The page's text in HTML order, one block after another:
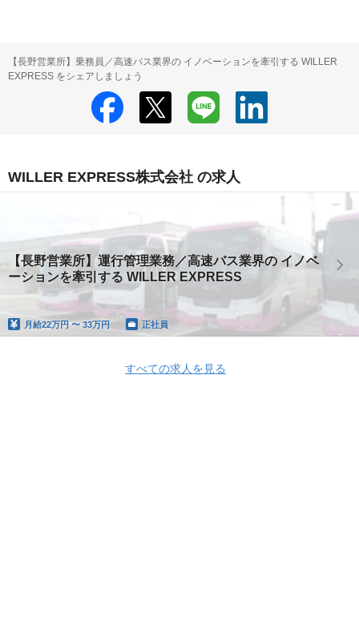
【長野営業所】乗務員／高速バス業界の イノベーションを牽引する WILLER
EXPRESS をシェアしましょう
WILLER EXPRESS株式会社 の求人
【長野営業所】運行管理業務／高速バス業界の イノベ
ーションを牽引する WILLER EXPRESS
月給22万円 〜 33万円 正社員
すべての求人を見る